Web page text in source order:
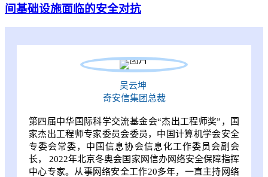
间基础设施面临的安全对抗
吴云坤
奇安信集团总裁
第四届中华国际科学交流基金会“杰出工程师奖”，国
家杰出工程师专家委员会委员，中国计算机学会安全
专委会常委，中国信息协会信息化工作委员会副会
长， 2022年北京冬奥会国家网信办网络安全保障指挥
中心专家。从事网络安全工作20多年，一直主持网络